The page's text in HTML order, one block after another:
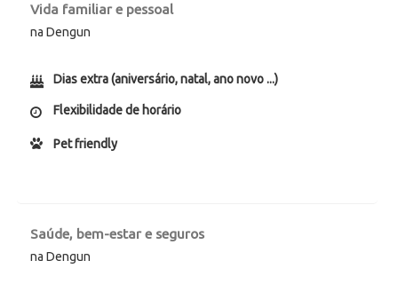
Vida familiar e pessoal
na Dengun
Dias extra (aniversário, natal, ano novo ...)
Flexibilidade de horário
Pet friendly
Saúde, bem-estar e seguros
na Dengun